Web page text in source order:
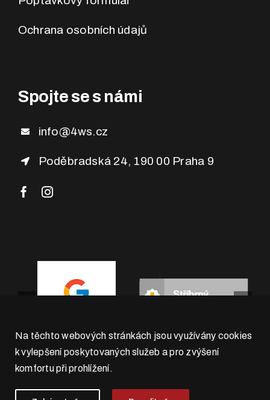
Ochrana osobních údajů
Spojte se s námi
info@4ws.cz
Poděbradská 24, 190 00 Praha 9
Na těchto webových stránkách jsou využívány cookies
k vylepšení poskytovaných služeb a pro zvýšení
komfortu při prohlížení.